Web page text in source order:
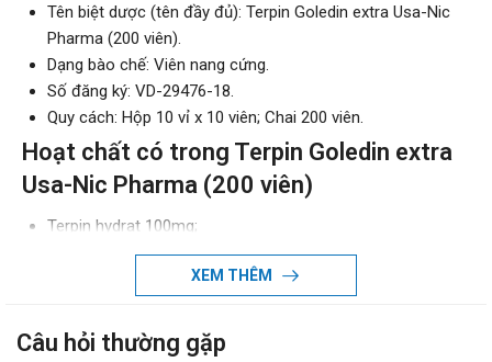
Tên biệt dược (tên đầy đủ): Terpin Goledin extra Usa-Nic
Pharma (200 viên).
Dạng bào chế: Viên nang cứng.
Số đăng ký: VD-29476-18.
Quy cách: Hộp 10 vỉ x 10 viên; Chai 200 viên.
Hoạt chất có trong Terpin Goledin extra
Usa-Nic Pharma (200 viên)
Terpin hydrat 100mg;
Natri benzoat 50mg;
Dextromethorphan hydrobromid 5mg.
Terpin Goledin extra Usa-Nic Pharma
XEM THÊM
Câu hỏi thường gặp